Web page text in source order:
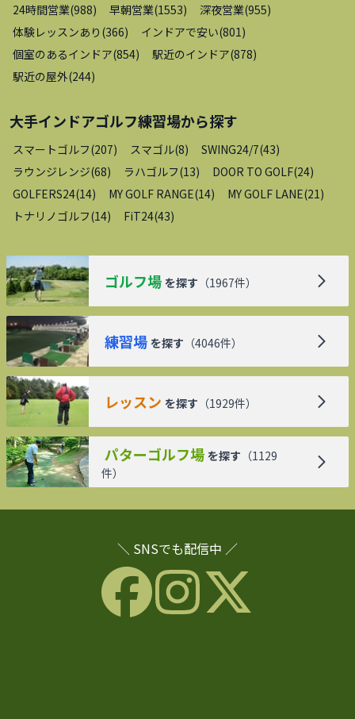
24時間営業(988) 早朝営業(1553) 深夜営業(955)
体験レッスンあり (366) インドアで安い(801 )
個室のあるインドア(854) 駅近のインドア(878)
駅近の屋外(244)
大手インドアゴルフ練習場から探す
スマートゴルフ(207) スマゴル(8) SWING24/7(43)
ラウンジレンジ(68) ラハゴルフ(13) DOOR TO GOLF(24)
GOLFERS24(14) MY GOLF RANGE(14) MY GOLF LANE(21 )
トナリノゴルフ(14) FiT24(43)
ゴルフ場 を探す （1967件）
練習場 を探す （4046件）
レッスン を探す （1929件）
パターゴルフ場 を探す （1129
件）
＼ SNSでも配信中 ／